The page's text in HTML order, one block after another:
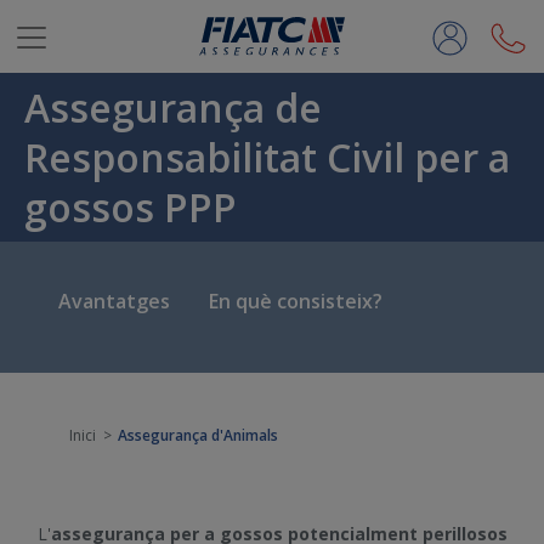
Salta al contingut principal
Assegurança de
Responsabilitat Civil per a
gossos PPP
Avantatges En què consisteix?
Inici Assegurança d'Animals
L'assegurança per a gossos potencialment perillosos